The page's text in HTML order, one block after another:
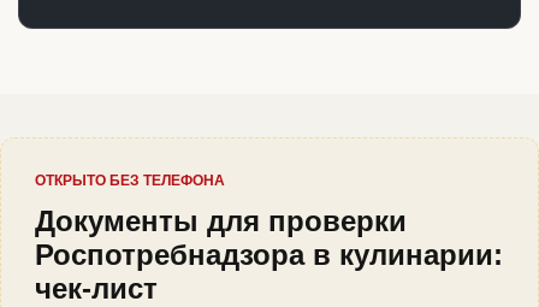
ОТКРЫТО БЕЗ ТЕЛЕФОНА
Документы для проверки
Роспотребнадзора в кулинарии:
чек-лист